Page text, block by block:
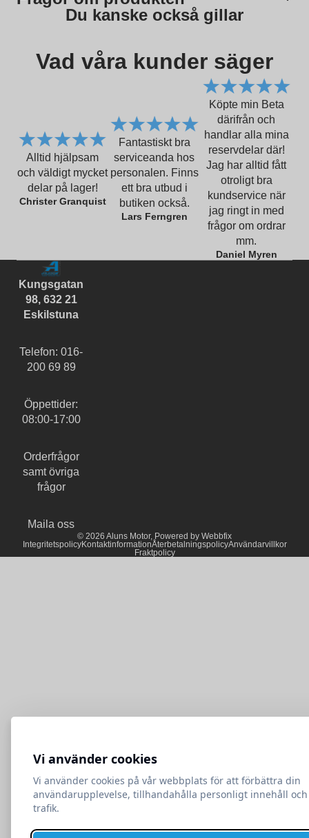
Vi använder cookies
Vi använder cookies på vår webbplats för att förbättra din
användarupplevelse, tillhandahålla personligt innehåll
trafik.
Du kanske också gillar
Vad våra kunder säger
Alltid hjälpsam
och väldigt mycket
delar på lager!
Christer Granquist
Fantastiskt bra
serviceanda hos
personalen. Finns
ett bra utbud i
butiken också.
Lars Ferngren
Köpte min Beta
därifrån och
handlar alla mina
reservdelar där!
Jag har alltid fått
otroligt bra
kundservice när
jag ringt in med
frågor om ordrar
mm.
Daniel Myren
Kungsgatan
98, 632 21
Eskilstuna
Telefon: 016-
200 69 89
Öppettider:
08:00-17:00
Orderfrågor
samt övriga
frågor
Maila oss
© 2026 Aluns Motor, Powered by Webbfix
IntegritetspolicyKontaktinformationÅterbetalningspolicyAnvändarvillkor
Fraktpolicy